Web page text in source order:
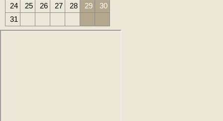
24
25 26 27 28 29
30
31